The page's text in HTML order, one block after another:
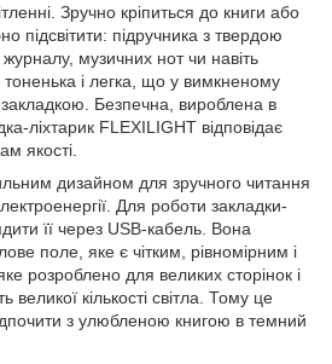
Зручно кріпиться до книги або
підсвітити: підручника з твердою
музичних нот чи навіть
тоненька і легка, що у вимкненому
закладкою. Безпечна, вироблена в
ліхтарик FLEXILIGHT відповідає
якості.
дизайном для зручного читання
Для роботи закладки-
її через USB-кабель. Вона
поле, яке є чітким, рівномірним і
розроблено для великих сторінок і
великої кількості світла. Тому це
з улюбленою книгою в темний